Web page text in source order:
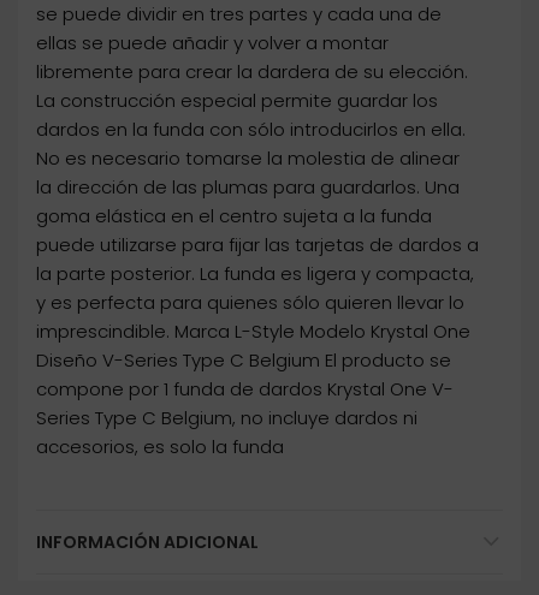
se puede dividir en tres partes y cada una de
ellas se puede añadir y volver a montar
libremente para crear la dardera de su elección.
La construcción especial permite guardar los
dardos en la funda con sólo introducirlos en ella.
No es necesario tomarse la molestia de alinear
la dirección de las plumas para guardarlos. Una
goma elástica en el centro sujeta a la funda
puede utilizarse para fijar las tarjetas de dardos a
la parte posterior. La funda es ligera y compacta,
y es perfecta para quienes sólo quieren llevar lo
imprescindible. Marca L-Style Modelo Krystal One
Diseño V-Series Type C Belgium El producto se
compone por 1 funda de dardos Krystal One V-
Series Type C Belgium, no incluye dardos ni
accesorios, es solo la funda
INFORMACIÓN ADICIONAL